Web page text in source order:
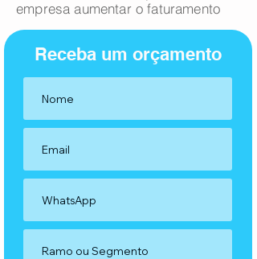
empresa aumentar o faturamento
Receba um orçamento